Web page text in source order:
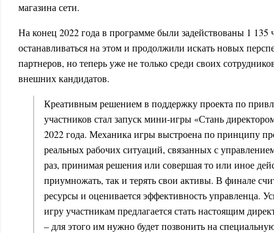
магазина сети.
На конец 2022 года в программе были задействованы 1
останавливаться на этом и продолжили искать новых
партнеров, но теперь уже не только среди своих
внешних кандидатов.
Креативным решением в поддержку проекта по
участников стал запуск мини-игры «Стань
2022 года. Механика игры выстроена по принципу
реальных рабочих ситуаций, связанных с
раз, принимая решения или совершая то или иное
приумножать, так и терять свои активы. В финале
ресурсы и оценивается эффективность управленца.
игру участникам предлагается стать настоящим
– для этого им нужно будет позвонить на